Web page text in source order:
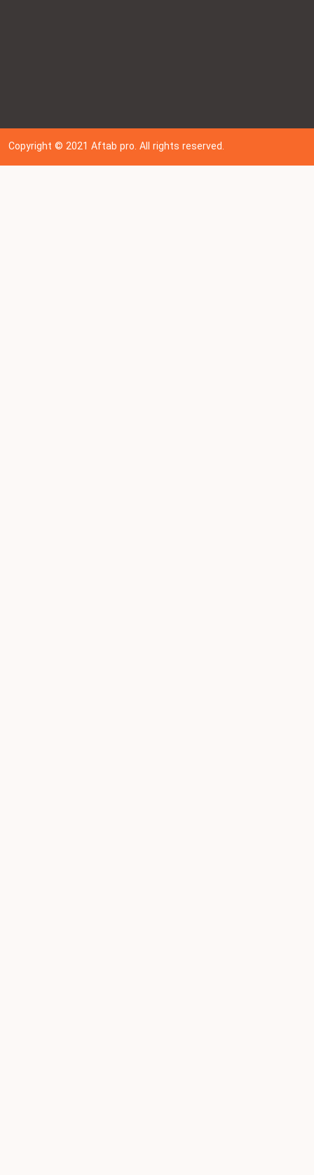
Copyright © 202 1Aftab pro. All rights reserved.